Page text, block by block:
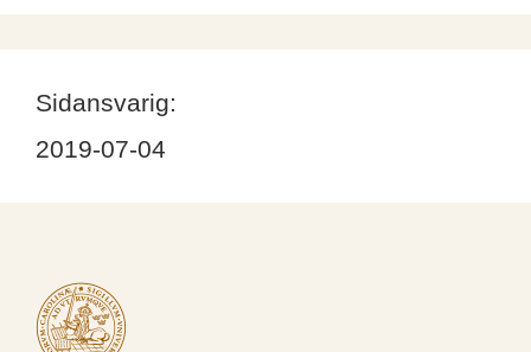
Sidansvarig:
2019-07-04